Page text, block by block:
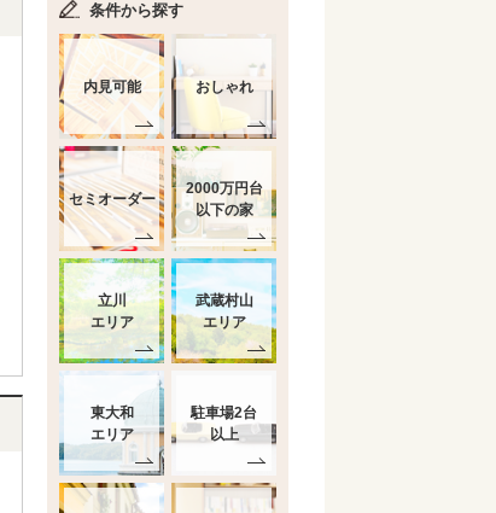
条件から探す
内見可能 おしゃれ
セミオーダー
2000万円台
以下の家
立川
エリア
武蔵村山
エリア
東大和
エリア
駐車場2台
以上